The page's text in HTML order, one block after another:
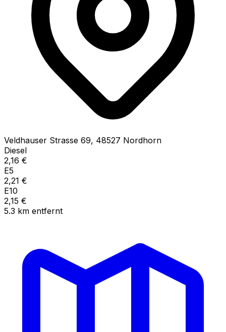
Veldhauser Strasse 69, 48527 Nordhorn
Diesel
2,16 €
E5
2,21 €
E10
2,15 €
5.3 km entfernt